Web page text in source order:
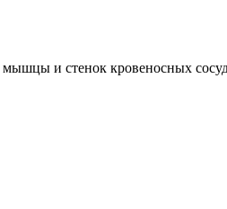
и стенок кровеносных